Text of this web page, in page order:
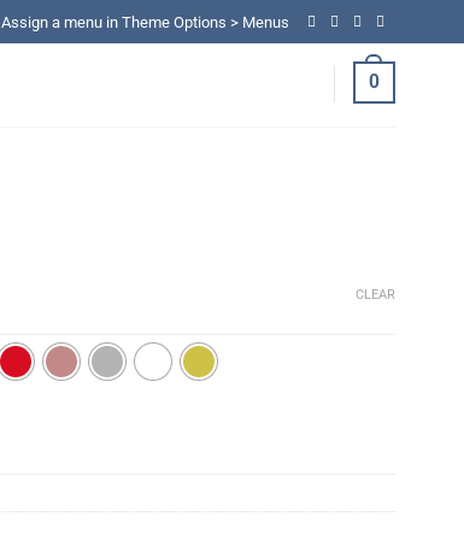
Assign a menu in Theme Options > Menus
0
CLEAR